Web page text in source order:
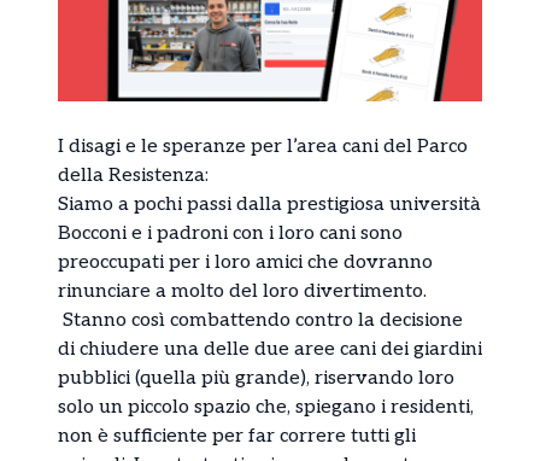
I disagi e le speranze per l’area cani del Parco
della Resistenza:
Siamo a pochi passi dalla prestigiosa università
Bocconi e i padroni con i loro cani sono
preoccupati per i loro amici che dovranno
rinunciare a molto del loro divertimento.
Stanno così combattendo contro la decisione
di chiudere una delle due aree cani dei giardini
pubblici (quella più grande), riservando loro
solo un piccolo spazio che, spiegano i residenti,
non è sufficiente per far correre tutti gli